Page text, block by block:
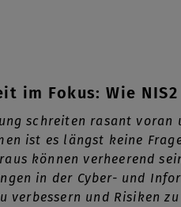
im Fokus: Wie
schreiten rasant
ist es längst keine
können verheerend
in der Cyber- und
verbessern und Risiken